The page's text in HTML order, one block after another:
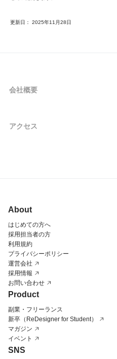
更新日： 2025年11月28日
会社概要
アクセス
About
はじめての方へ
採用担当者の方
利用規約
プライバシーポリシー
運営会社
採用情報
お問い合わせ
Product
副業・フリーランス
新卒（ReDesigner for Student）
マガジン
イベント
SNS